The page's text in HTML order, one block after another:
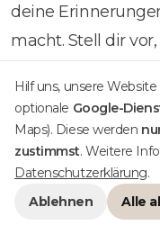
deine
macht. Stell dir
neben dir stehen,
Gesicht. Das ist
Haustiere
sorgen für
Hilf uns, unsere
optionale Google-
Maps). Diese werden
zustimmst. Weitere
Datenschutzerklärung.
Ablehnen
Alle